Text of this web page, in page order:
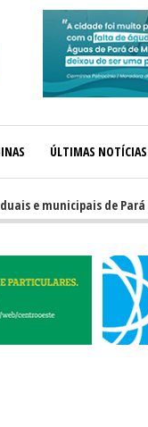
ÚLTIMAS NOTÍCIAS
municipais de Pará de